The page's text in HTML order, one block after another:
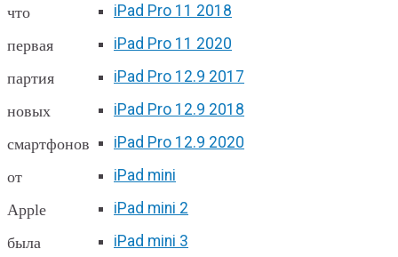
iPad Pro 11 2018
iPad Pro 11 2020
iPad Pro 12.9 2017
iPad Pro 12.9 2018
iPad Pro 12.9 2020
iPad mini
iPad mini 2
iPad mini 3
что
первая
партия
новых
смартфонов
от
Apple
была